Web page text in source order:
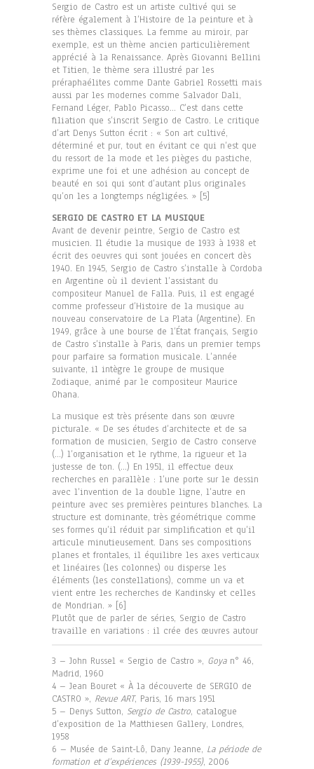
Sergio de Castro est un artiste cultivé qui se
réfère également à l’Histoire de la peinture et à
ses thèmes classiques. La femme au miroir, par
exemple, est un thème ancien particulièrement
apprécié à la Renaissance. Après Giovanni Bellini
et Titien, le thème sera illustré par les
préraphaélites comme Dante Gabriel Rossetti mais
aussi par les modernes comme Salvador Dali,
Fernand Léger, Pablo Picasso… C’est dans cette
filiation que s’inscrit Sergio de Castro. Le critique
d’art Denys Sutton écrit : « Son art cultivé,
déterminé et pur, tout en évitant ce qui n’est que
du ressort de la mode et les pièges du pastiche,
exprime une foi et une adhésion au concept de
beauté en soi qui sont d’autant plus originales
qu’on les a longtemps négligées. » [5]
SERGIO DE CASTRO ET LA MUSIQUE
Avant de devenir peintre, Sergio de Castro est
musicien. Il étudie la musique de 1933 à 1938 et
écrit des oeuvres qui sont jouées en concert dès
1940. En 1945, Sergio de Castro s’installe à Cordoba
en Argentine où il devient l’assistant du
compositeur Manuel de Falla. Puis, il est engagé
comme professeur d’Histoire de la musique au
nouveau conservatoire de La Plata (Argentine). En
1949, grâce à une bourse de l’État français, Sergio
de Castro s’installe à Paris, dans un premier temps
pour parfaire sa formation musicale. L’année
suivante, il intègre le groupe de musique
Zodiaque, animé par le compositeur Maurice
Ohana.
La musique est très présente dans son œuvre
picturale. « De ses études d’architecte et de sa
formation de musicien, Sergio de Castro conserve
(…) l’organisation et le rythme, la rigueur et la
justesse de ton. (…) En 1951, il effectue deux
recherches en parallèle : l’une porte sur le dessin
avec l’invention de la double ligne, l’autre en
peinture avec ses premières peintures blanches. La
structure est dominante, très géométrique comme
ses formes qu’il réduit par simplification et qu’il
articule minutieusement. Dans ses compositions
planes et frontales, il équilibre les axes verticaux
et linéaires (les colonnes) ou disperse les
éléments (les constellations), comme un va et
vient entre les recherches de Kandinsky et celles
de Mondrian. » [6]
Plutôt que de parler de séries, Sergio de Castro
travaille en variations : il crée des œuvres autour
3 – John Russel « Sergio de Castro », Goyan° 46,
Madrid, 1960
4 – Jean Bouret « À la découverte de SERGIO de
CASTRO », Revue ART, Paris, 16 mars 1951
5 – Denys Sutton, Sergio de Castro, catalogue
d’exposition de la Matthiesen Gallery, Londres,
1958
6 – Musée de Saint-Lô, Dany Jeanne, La période de
formation et d’expériences (1939-1955), 2006